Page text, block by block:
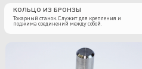
Токарный станок. Служит для крепления и
поджима соединений между собой.
КОЛЬЦО ИЗ БРОНЗЫ